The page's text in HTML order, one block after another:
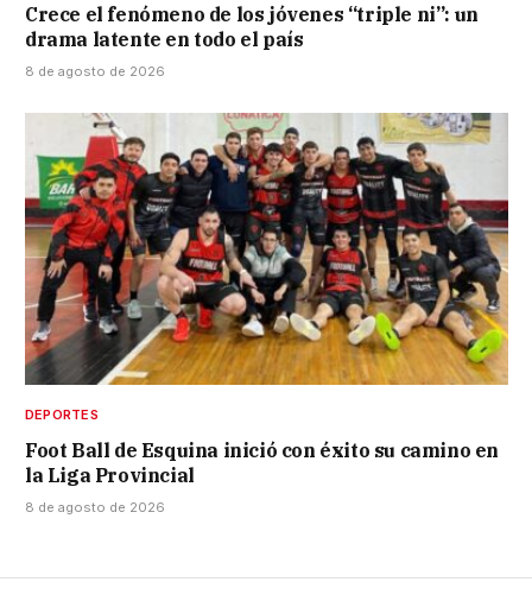
Crece el fenómeno de los jóvenes “triple ni”: un
drama latente en todo el país
8 de agosto de 2026
DEPORTES
Foot Ball de Esquina inició con éxito su camino en
la Liga Provincial
8 de agosto de 2026